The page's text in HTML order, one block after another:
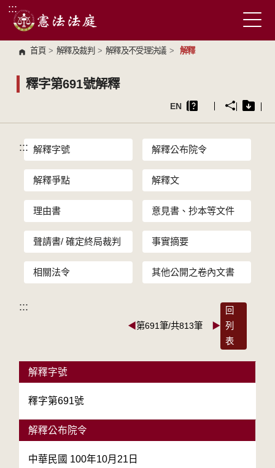
跳到主要內容區塊
:::
首頁 > 解釋及裁判 > 解釋及不受理決議 > 解釋
釋字第691號解釋
EN
::: 解釋字號 解釋公布院令
解釋爭點 解釋文
理由書 意見書、抄本等文件
聲請書/ 確定終局裁判 事實摘要
相關法令 其他公開之卷內文書
:::
◀第691筆/共813筆 ▶
回
列
表
解釋字號
釋字第691號
解釋公布院令
中華民國 100年10月21日